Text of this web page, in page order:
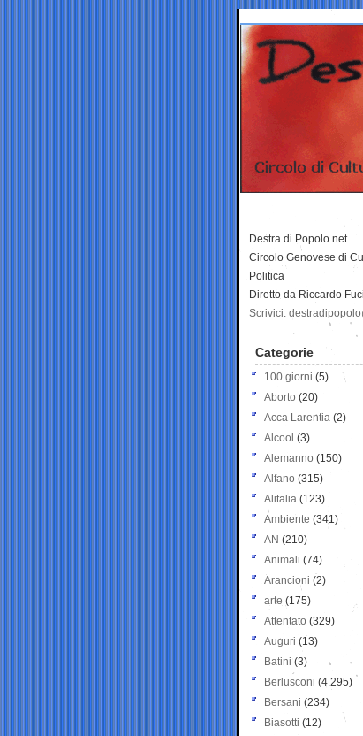
Destra di Popolo.net
Circolo Genovese di
Politica
Diretto da Riccardo
Scrivici:
Categorie
100 giorni (5)
Aborto (20)
Acca Larentia (2)
Alcool (3)
Alemanno (150)
Alfano (315)
Alitalia (123)
Ambiente (341)
AN (210)
Animali (74)
Arancioni (2)
arte (175)
Attentato (329)
Auguri (13)
Batini (3)
Berlusconi (4.295)
Bersani (234)
Biasotti (12)